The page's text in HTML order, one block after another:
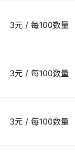
3元 / 每100数量
3元 / 每100数量
3元 / 每100数量